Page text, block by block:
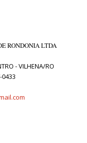
RONDONIA LTDA
- VILHENA/RO
0433